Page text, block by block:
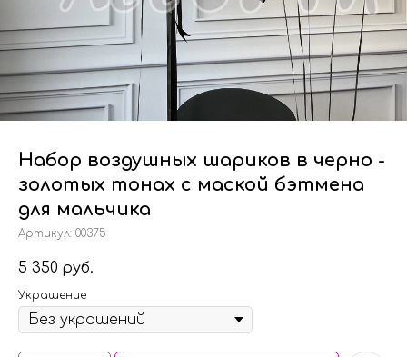
Набор воздушных шариков в черно -
золотых тонах с маской бэтмена
для мальчика
Артикул: 00375
5 350 руб.
Украшение